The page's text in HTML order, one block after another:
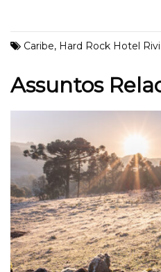
Caribe, Hard Rock Hotel
Assuntos